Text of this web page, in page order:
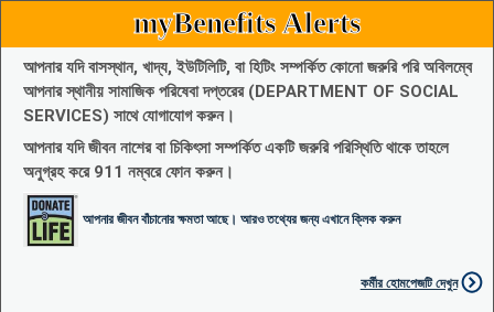
myBenefits Alerts
আপনার যদি বাসস্থান, খাদ্য, ইউটিলিটি, বা হিটিং সম্পর্কিত কোনো জরুরি পরি অবিলম্বে
আপনার স্থানীয় সামাজিক পরিষেবা দপ্তরের (DEPARTMENT OF SOCIAL
SERVICES) সাথে যোগাযোগ করুন।
আপনার যদি জীবন নাশের বা চিকিৎসা সম্পর্কিত একটি জরুরি পরিস্থিতি থাকে তাহলে
অনুগ্রহ করে 911 নম্বরে ফোন করুন।
আপনার জীবন বাঁচানোর ক্ষমতা আছে। আরও তথ্যের জন্য এখানে ক্লিক করুন
কর্মীর হোমপেজটি দেখুন